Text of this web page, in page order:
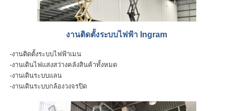
งานติดตั้งระบบไฟฟ้า Ingram
-งานติดตั้งระบบไฟฟ้าเมน
-งานเดินไฟแสงสว่างคลังสินค้าทั้งหมด
-งานเดินระบบแลน
-งานเดินระบบกล้องวงจรปิด